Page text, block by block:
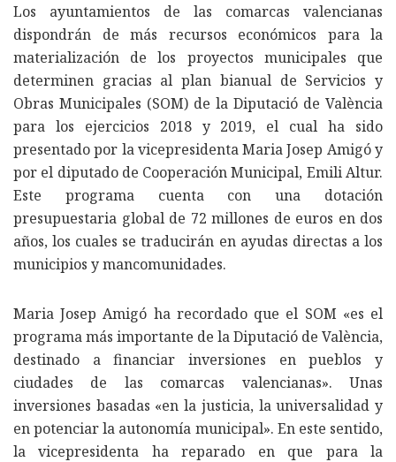
Los ayuntamientos de las comarcas valencianas
dispondrán de más recursos económicos para la
materialización de los proyectos municipales que
determinen gracias al plan bianual de Servicios y
Obras Municipales (SOM) de la Diputació de València
para los ejercicios 2018 y 2019, el cual ha sido
presentado por la vicepresidenta Maria Josep Amigó y
por el diputado de Cooperación Municipal, Emili Altur.
Este programa cuenta con una dotación
presupuestaria global de 72 millones de euros en dos
años, los cuales se traducirán en ayudas directas a los
municipios y mancomunidades.
Maria Josep Amigó ha recordado que el SOM «es el
programa más importante de la Diputació de València,
destinado a financiar inversiones en pueblos y
ciudades de las comarcas valencianas». Unas
inversiones basadas «en la justicia, la universalidad y
en potenciar la autonomía municipal». En este sentido,
la vicepresidenta ha reparado en que para la